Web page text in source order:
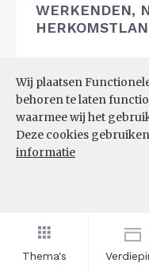
Thema's
Wij plaatsen
behoren te laten
waarmee wij het
Deze cookies
informatie
WERKENDEN,